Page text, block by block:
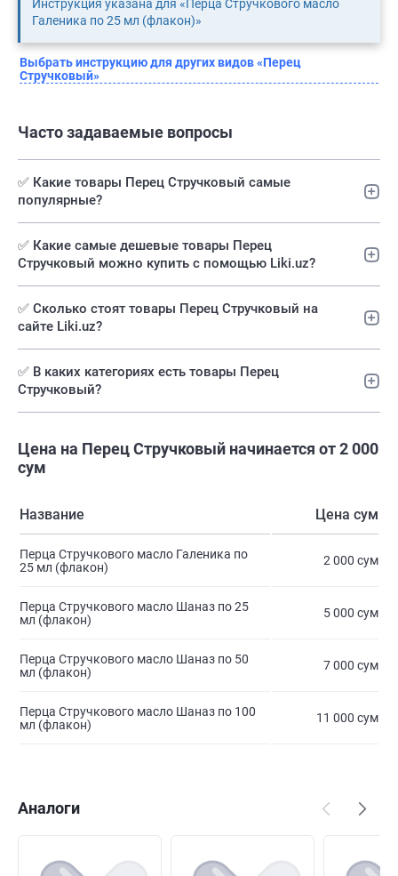
Инструкция указана для «Перца Стручкового масло
Галеника по 25 мл (флакон)»
Выбрать инструкцию для других видов «Перец
Стручковый»
Часто задаваемые вопросы
✅ Какие товары Перец Стручковый самые
популярные?
✅️ Какие самые дешевые товары Перец
Стручковый можно купить с помощью Liki.uz?
✅ Сколько стоят товары Перец Стручковый на
сайте Liki.uz?
✅ В каких категориях есть товары Перец
Стручковый?
Цена на Перец Стручковый начинается от 2 000
сум
Название Цена сум
Перца Стручкового масло Галеника по
25 мл (флакон)
2 000 сум
Перца Стручкового масло Шаназ по 25
мл (флакон)
5 000 сум
Перца Стручкового масло Шаназ по 50
мл (флакон)
7 000 сум
Перца Стручкового масло Шаназ по 100
мл (флакон)
11 000 сум
Аналоги